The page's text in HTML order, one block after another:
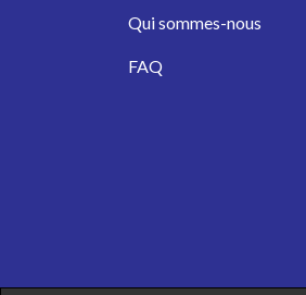
Qui sommes-nous
FAQ